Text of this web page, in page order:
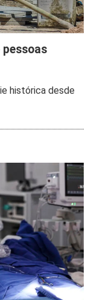
histórica desde